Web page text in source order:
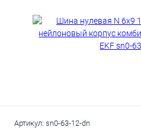
Артикул: sn0-63-12-dn